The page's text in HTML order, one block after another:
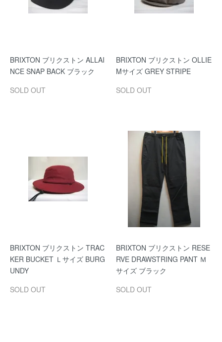
BRIXTON ブリクストン ALLAI
NCE SNAP BACK ブラック
SOLD OUT
BRIXTON ブリクストン OLLIE
Mサイズ GREY STRIPE
SOLD OUT
BRIXTON ブリクストン TRAC
KER BUCKET Ｌサイズ BURG
UNDY
SOLD OUT
BRIXTON ブリクストン RESE
RVE DRAWSTRING PANT Ｍ
サイズ ブラック
SOLD OUT